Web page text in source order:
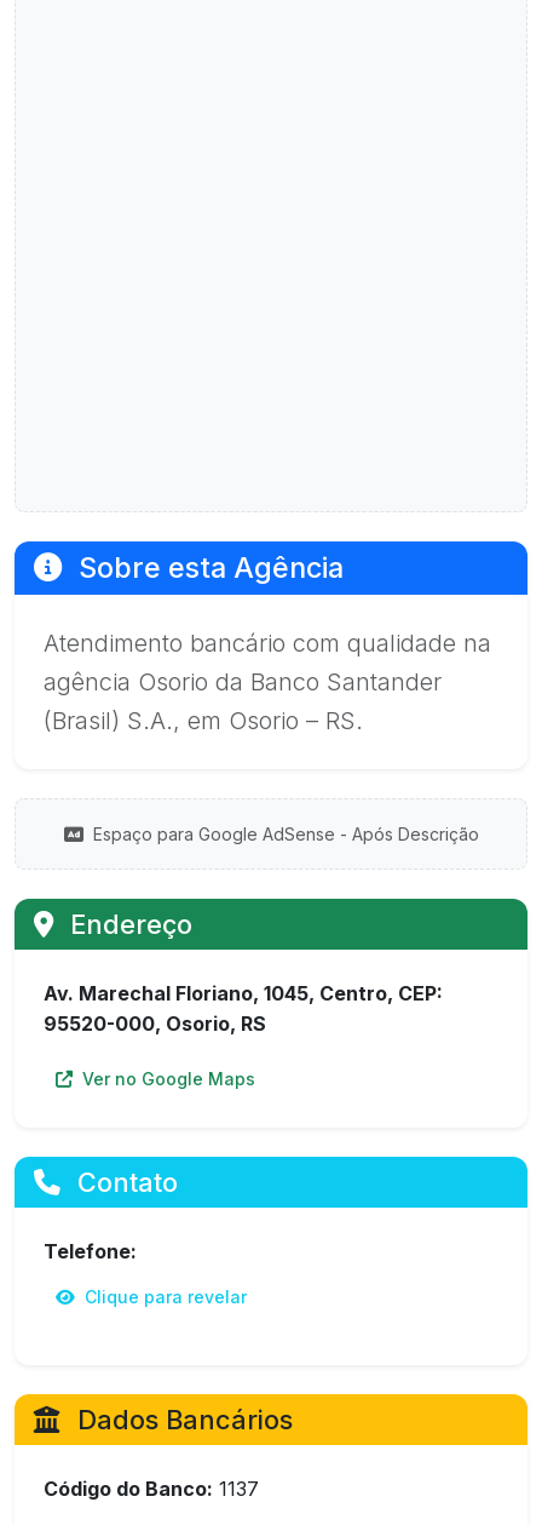
Sobre esta Agência
Atendimento bancário com qualidade na
agência Osorio da Banco Santander
(Brasil) S.A., em Osorio – RS.
Espaço para Google AdSense - Após Descrição
Endereço
Av. Marechal Floriano, 1045, Centro, CEP:
95520-000, Osorio, RS
Ver no Google Maps
Contato
Telefone:
Clique para revelar
Dados Bancários
Código do Banco: 1137